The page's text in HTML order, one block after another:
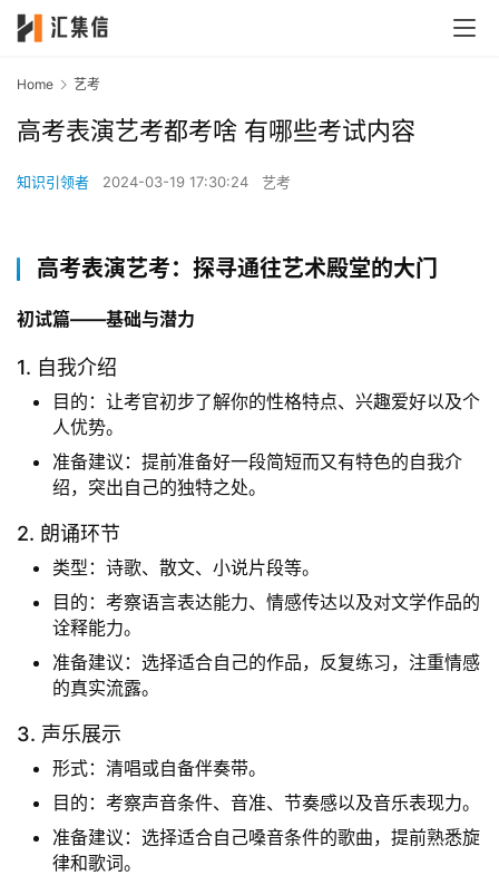
Home 艺考
高考表演艺考都考啥 有哪些考试内容
知识引领者 2024-03-19 17:30:24 艺考
高考表演艺考：探寻通往艺术殿堂的大门
初试篇——基础与潜力
1. 自我介绍
目的：让考官初步了解你的性格特点、兴趣爱好以及个
人优势。
准备建议：提前准备好一段简短而又有特色的自我介
绍，突出自己的独特之处。
2. 朗诵环节
类型：诗歌、散文、小说片段等。
目的：考察语言表达能力、情感传达以及对文学作品的
诠释能力。
准备建议：选择适合自己的作品，反复练习，注重情感
的真实流露。
3. 声乐展示
形式：清唱或自备伴奏带。
目的：考察声音条件、音准、节奏感以及音乐表现力。
准备建议：选择适合自己嗓音条件的歌曲，提前熟悉旋
律和歌词。